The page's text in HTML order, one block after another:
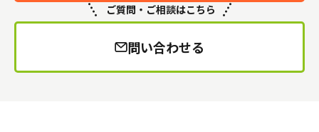
ご質問・ご相談はこちら
問い合わせる